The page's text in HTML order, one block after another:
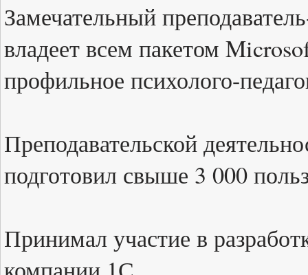
Замечательный
владеет всем пакетом
профильное психолого-
Преподавательской
подготовил свыше 3 000
Принимал участие в